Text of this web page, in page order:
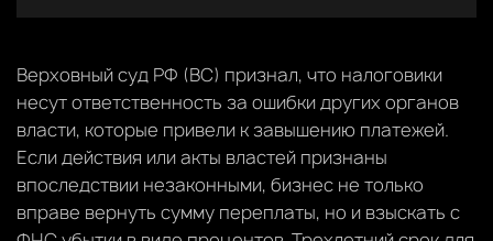
Верховный суд РФ (ВС) признал, что налоговики
несут ответственность за ошибки других органов
власти, которые привели к завышению платежей.
Если действия или акты властей признаны
впоследствии незаконными, бизнес не только
вправе вернуть сумму переплаты, но и взыскать с